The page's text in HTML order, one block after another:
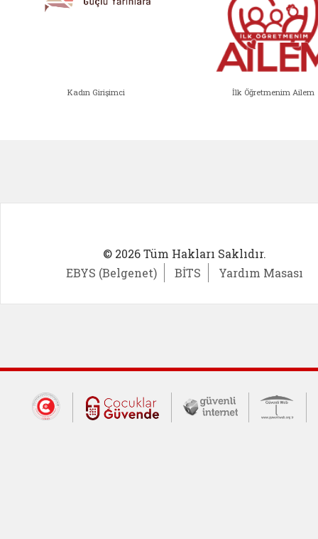
Kadın Girişimci İlk Öğretmenim Ailem
© 2026 Tüm Hakları Saklıdır.
EBYS (Belgenet)
BİTS Yardım Masası
Dış Bağlantılar
Cumhurbaşkanlığı İletişim Merkezi
Çocuklar Güvende (yeni
Güvenli